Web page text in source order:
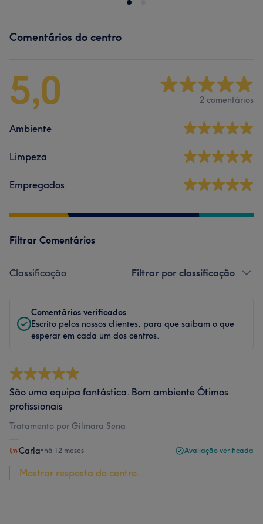
Comentários do centro
5,0 2 comentários
Ambiente
Limpeza
Empregados
Filtrar Comentários
Classificação Filtrar por classificação
Comentários verificados
Escrito pelos nossos clientes, para que saibam o que
esperar em cada um dos centros.
São uma equipa fantástica. Bom ambiente Ótimos
profissionais
Tratamento por Gilmara Sena
Carla•há 12 meses Avaliação verificada
Mostrar resposta do centro...